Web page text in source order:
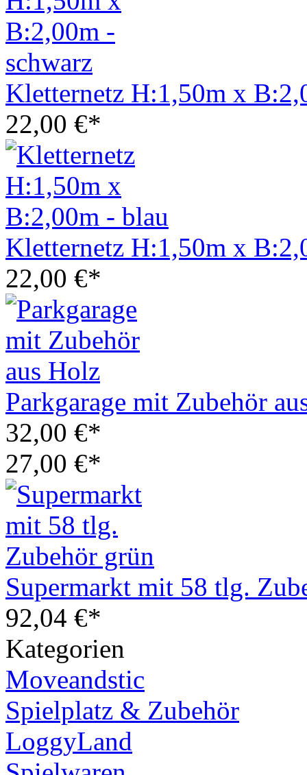
Kletternetz H:1,50m x
22,00 €*
Kletternetz H:1,50m x
22,00 €*
Parkgarage mit Zubehör
32,00 €*
27,00 €*
Supermarkt mit 58 tlg.
92,04 €*
Kategorien
Moveandstic
Spielplatz & Zubehör
LoggyLand